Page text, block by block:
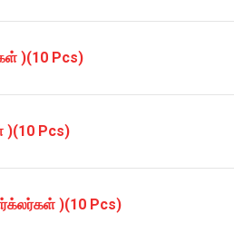
)(10 Pcs)
)(10 Pcs)
)(10 Pcs)